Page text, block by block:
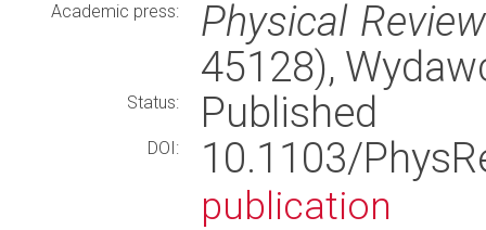
Academic press:
Physical
45128),
Status: Published
DOI: 10.1103/
publication